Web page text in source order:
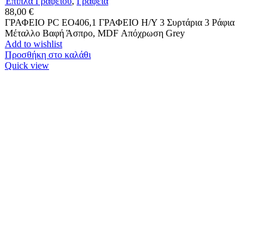
88,00 €
ΓΡΑΦΕΙΟ PC ΕΟ406,1 ΓΡΑΦΕΙΟ Η/Υ 3 Συρτάρια 3 Ράφια
Μέταλλο Βαφή Άσπρο, MDF Απόχρωση Grey
Add to wishlist
Προσθήκη στο καλάθι
Quick view